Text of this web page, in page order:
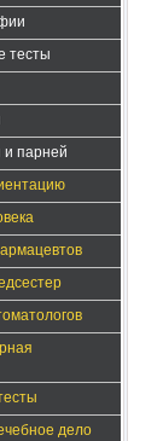
тесты
и парней
дело